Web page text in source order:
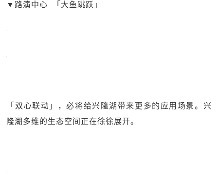
▼ 路演中心 「大鱼跳跃」
「双心联动」，必将给兴隆湖带来更多的应用场景。兴
隆湖多维的生态空间正在徐徐展开。